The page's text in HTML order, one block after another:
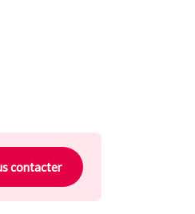
contacter